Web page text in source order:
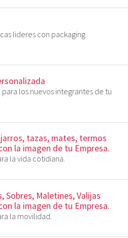
lideres con packaging
los nuevos integrantes de tu
tazas, mates, termos
la imagen de tu Empresa.
la vida cotidiana.
Sobres, Maletines, Valijas
la imagen de tu Empresa.
la movilidad.